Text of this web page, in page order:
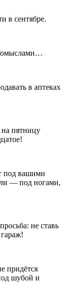
в сентябре.
в аптеках
пятницу
под вашими
— под ногами,
не ставь
придётся
шубой и